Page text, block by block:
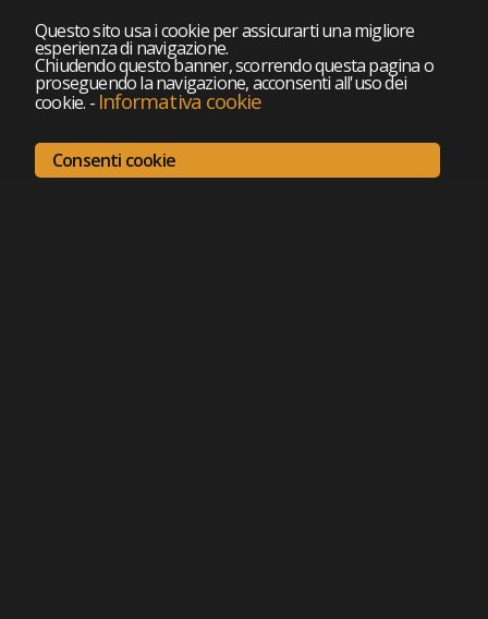
Questo sito usa i cookie per assicurarti una migliore
esperienza di navigazione.
Chiudendo questo banner, scorrendo questa pagina o
proseguendo la navigazione, acconsenti all'uso dei
cookie. - Informativa cookie
Consenti cookie